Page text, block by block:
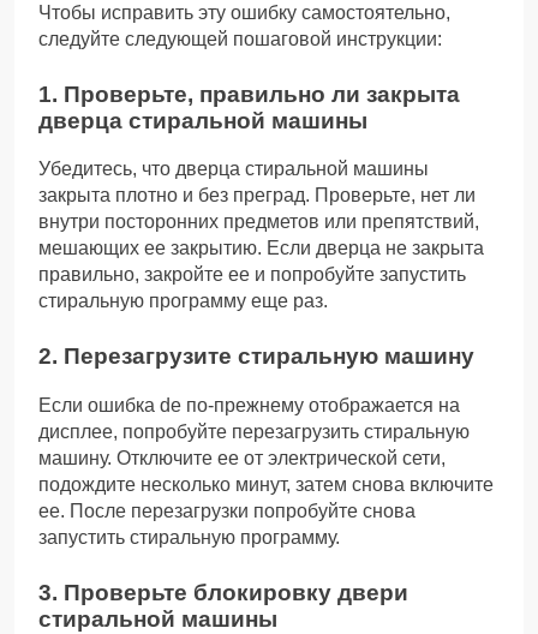
Чтобы исправить эту ошибку самостоятельно,
следуйте следующей пошаговой инструкции:
1. Проверьте, правильно ли закрыта
дверца стиральной машины
Убедитесь, что дверца стиральной машины
закрыта плотно и без преград. Проверьте, нет ли
внутри посторонних предметов или препятствий,
мешающих ее закрытию. Если дверца не закрыта
правильно, закройте ее и попробуйте запустить
стиральную программу еще раз.
2. Перезагрузите стиральную машину
Если ошибка de по-прежнему отображается на
дисплее, попробуйте перезагрузить стиральную
машину. Отключите ее от электрической сети,
подождите несколько минут, затем снова включите
ее. После перезагрузки попробуйте снова
запустить стиральную программу.
3. Проверьте блокировку двери
стиральной машины